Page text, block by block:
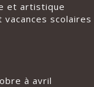
et artistique
scolaires
à avril